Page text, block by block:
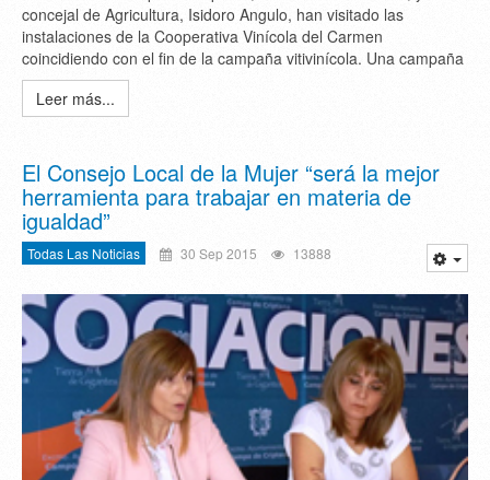
concejal de Agricultura, Isidoro Angulo, han visitado las
instalaciones de la Cooperativa Vinícola del Carmen
coincidiendo con el fin de la campaña vitivinícola. Una campaña
Leer más...
El Consejo Local de la Mujer “será la mejor
herramienta para trabajar en materia de
igualdad”
Todas Las Noticias 30 Sep 2015 13888